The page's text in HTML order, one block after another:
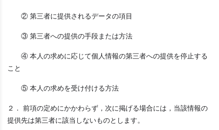
② 第三者に提供されるデータの項目
③ 第三者への提供の手段または方法
④ 本人の求めに応じて個人情報の第三者への提供を停止する
こと
⑤ 本人の求めを受け付ける方法
２． 前項の定めにかかわらず，次に掲げる場合には，当該情報の
提供先は第三者に該当しないものとします。